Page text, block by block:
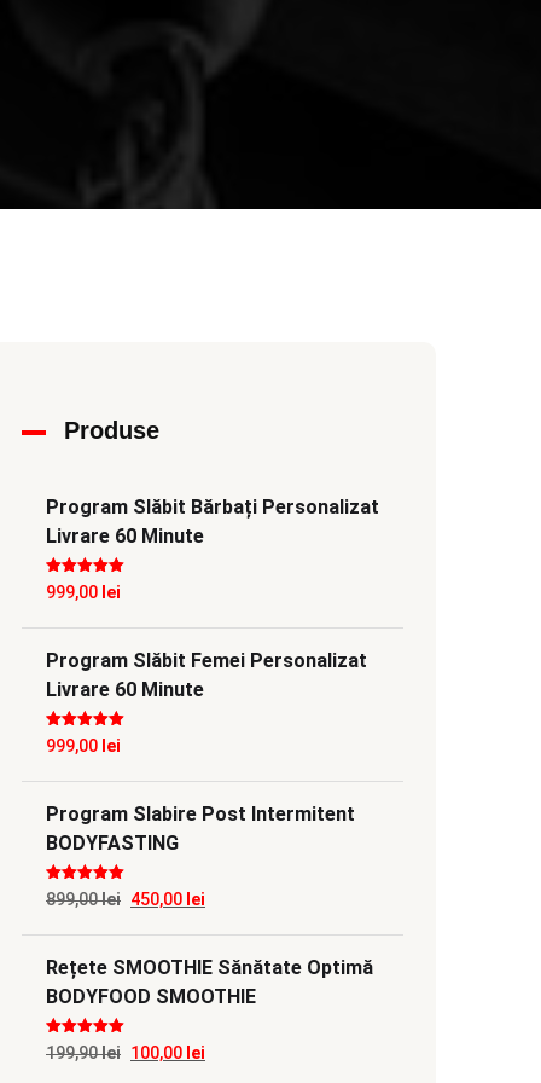
Produse
Program Slăbit Bărbați Personalizat
Livrare 60 Minute
Evaluat la5
din 5
999,00 lei
Program Slăbit Femei Personalizat
Livrare 60 Minute
Evaluat la5
din 5
999,00 lei
Program Slabire Post Intermitent
BODYFASTING
Evaluat la5
din 5
899,00lei Prețul
inițial
a
fost:
450,00 lei
curent
este:
450,00 lei.
Rețete SMOOTHIE Sănătate Optimă
BODYFOOD SMOOTHIE
Evaluat la5
din 5
199,90lei Prețul
100,00 lei